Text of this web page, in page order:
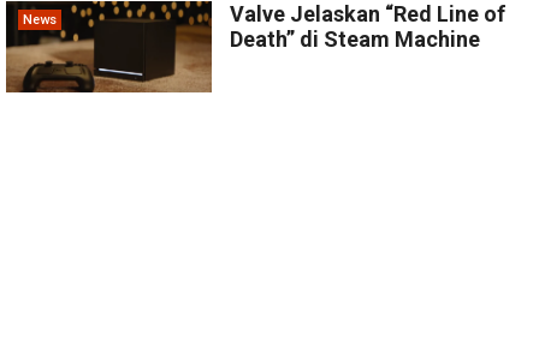
News
Valve Jelaskan “Red Line of
Death” di Steam Machine